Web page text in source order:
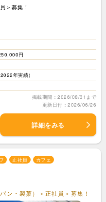
＞募集！
円
年実績）
掲載期間：2026/08/31まで
更新日付：2026/06/26
詳細をみる
正社員
カフェ
・製菓）＜正社員＞募集！